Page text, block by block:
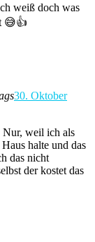
weiß doch was
😅👍
30. Oktober
Nur, weil ich als
halte und das
das nicht
der kostet das